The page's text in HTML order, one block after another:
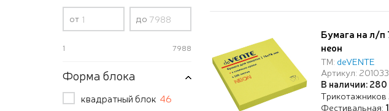
от до
1 7988
Форма блока
квадратный блок 46
Бумага на л/п
неон
ТМ: deVENTE
Артикул:
В наличии:
Трикотажников
Фестивальная: